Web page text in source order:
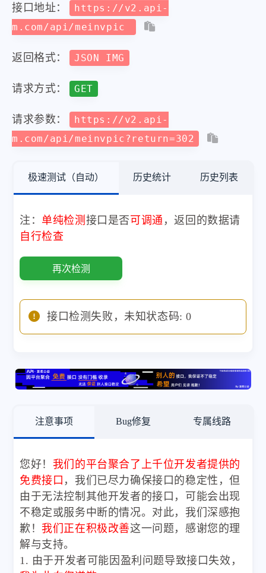
接口地址：
https://v2.api-
m.com/api/meinvpic
返回格式： JSON IMG
请求方式： GET
请求参数：
https://v2.api-
m.com/api/meinvpic?return=302
极速测试（自动） 历史统计 历史列表
注： 单纯检测 接口是否 可调通 ，返回的数据请
自行检查
再次检测
接口检测失败，未知状态码: 0
注意事项 Bug修复 专属线路
您好！ 我们的平台聚合了上千位开发者提供的
免费接口 ，我们已尽力确保接口的稳定性，但
由于无法控制其他开发者的接口，可能会出现
不稳定或服务中断的情况。对此，我们深感抱
歉！ 我们正在积极改善这一问题，感谢您的理
解与支持。
1. 由于开发者可能因盈利问题导致接口失效，